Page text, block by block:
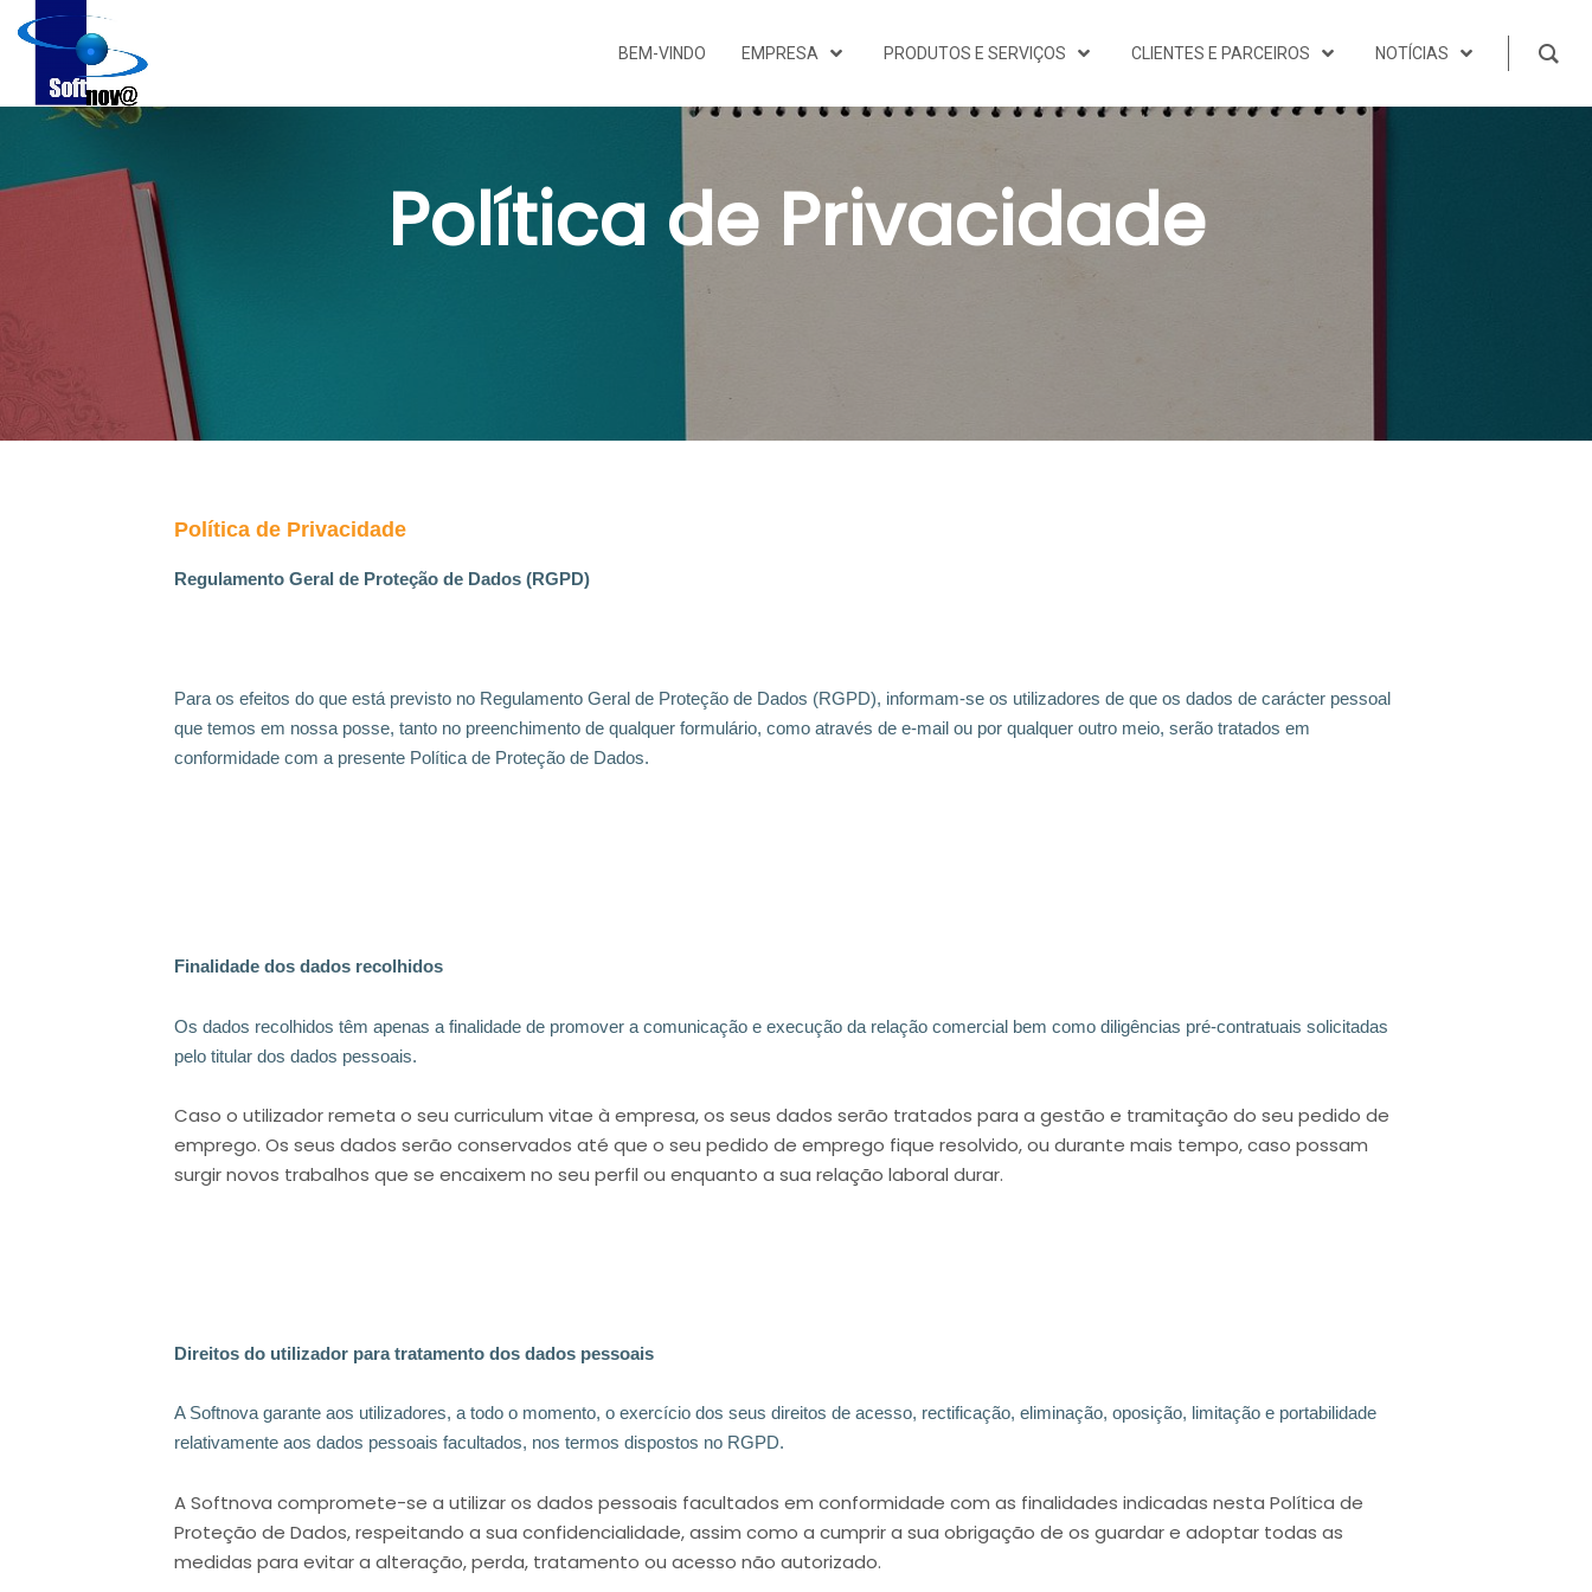
BEM-VINDO EMPRESA PRODUTOS E SERVIÇOS CLIENTES E PARCEIROS NOTÍCIAS
Política de Privacidade
Política de Privacidade
Regulamento Geral de Proteção de Dados (RGPD)
Para os efeitos do que está previsto no Regulamento Geral de Proteção de Dados (RGPD), informam-se os utilizadores de que os dados de carácter pessoal
que temos em nossa posse, tanto no preenchimento de qualquer formulário, como através de e-mail ou por qualquer outro meio, serão tratados em
conformidade com a presente Política de Proteção de Dados.
Finalidade dos dados recolhidos
Os dados recolhidos têm apenas a finalidade de promover a comunicação e execução da relação comercial bem como diligências pré-contratuais solicitadas
pelo titular dos dados pessoais.
Caso o utilizador remeta o seu curriculum vitae à empresa, os seus dados serão tratados para a gestão e tramitação do seu pedido de
emprego. Os seus dados serão conservados até que o seu pedido de emprego fique resolvido, ou durante mais tempo, caso possam
surgir novos trabalhos que se encaixem no seu perfil ou enquanto a sua relação laboral durar.
Direitos do utilizador para tratamento dos dados pessoais
A Softnova garante aos utilizadores, a todo o momento, o exercício dos seus direitos de acesso, rectificação, eliminação, oposição, limitação e portabilidade
relativamente aos dados pessoais facultados, nos termos dispostos no RGPD.
A Softnova compromete-se a utilizar os dados pessoais facultados em conformidade com as finalidades indicadas nesta Política de
Proteção de Dados, respeitando a sua confidencialidade, assim como a cumprir a sua obrigação de os guardar e adoptar todas as
medidas para evitar a alteração, perda, tratamento ou acesso não autorizado.